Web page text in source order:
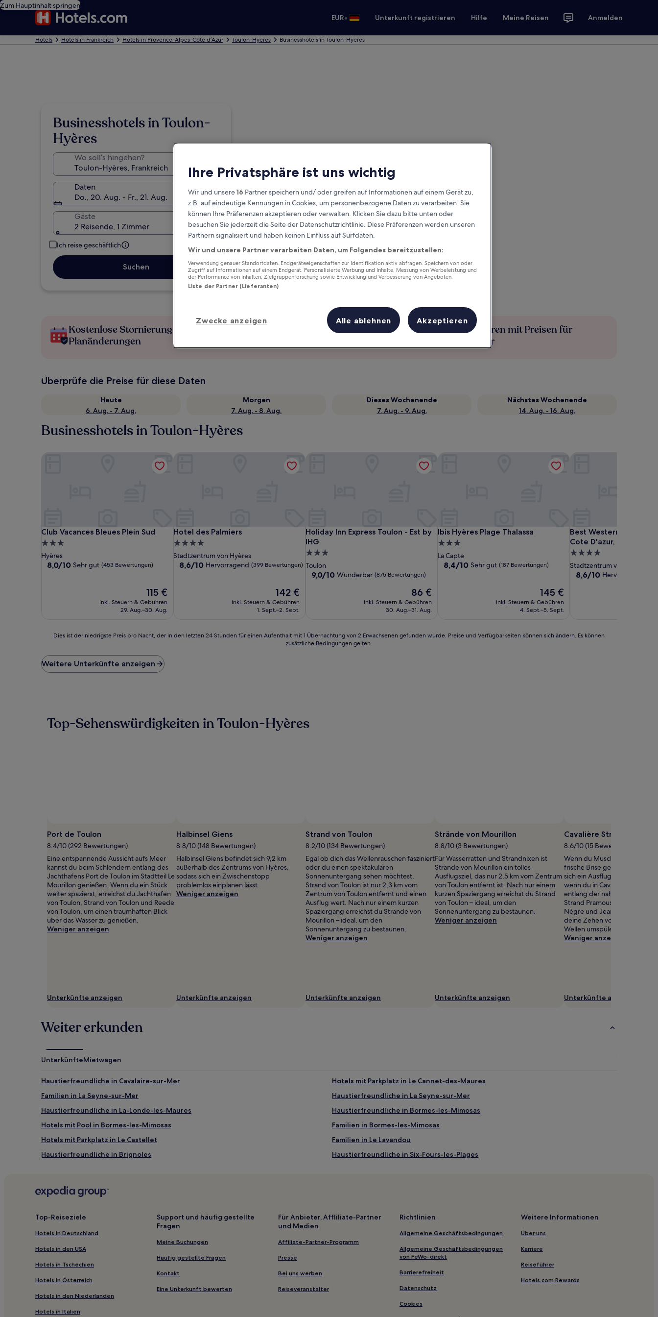
Zum Hauptinhalt springen
EUR• Unterkunft registrieren Hilfe Meine Reisen Anmelden
Hotels Hotels in Frankreich Hotels in Provence-Alpes-Côte d’Azur Toulon-Hyères Businesshotels in Toulon-Hyères
Businesshotels in Toulon-
Hyères
Wo soll’s hingehen?
Daten
Do., 20. Aug. - Fr., 21. Aug.
Gäste
2 Reisende, 1 Zimmer
Ich reise geschäftlich
Suchen
Kostenlose Stornierung bei
Planänderungen
Verdiene Prämien für jede
Mehr sparen mit Preisen für
Mitglieder
Überprüfe die Preise für diese Daten
Heute
6. Aug. - 7. Aug.
Morgen
7. Aug. - 8. Aug.
Dieses Wochenende
7. Aug. - 9. Aug.
Nächstes Wochenende
14. Aug. - 16. Aug.
Businesshotels in Toulon-Hyères
Club Vacances Bleues Plein Sud
Club Vacances Bleues Plein Sud
3.0-
Sterne-
Unterkunft
Hyères
8.0
8,0/10 Sehr gut (453 Bewertungen)
Der
Preis
beträgt
115 €
inkl. Steuern & Gebühren
29. Aug.–30. Aug.
Hotel des Palmiers
Hotel des Palmiers
4.0-
Sterne-
Unterkunft
Stadtzentrum von Hyères
8.6
8,6/10 Hervorragend (399 Bewertungen)
Der
Preis
beträgt
142 €
inkl. Steuern & Gebühren
1. Sept.–2. Sept.
Holiday Inn Express Toulon - Est by
IHG
Holiday Inn Express Toulon - Est by IHG
3.0-
Sterne-
Unterkunft
Toulon
9.0
9,0/10 Wunderbar (875 Bewertungen)
Der
Preis
beträgt
86 €
inkl. Steuern & Gebühren
30. Aug.–31. Aug.
Holiday Inn Express Toulon - Est by IHG
Ibis Hyères Plage Thalassa
Ibis Hyères Plage Thalassa
3.0-
Sterne-
Unterkunft
La Capte
8.4
8,4/10 Sehr gut (187 Bewertungen)
Der
Preis
beträgt
145 €
inkl. Steuern & Gebühren
4. Sept.–5. Sept.
Best Western Plus
Cote D'azur, Hyeres
Best Western Plus
4.0-
Sterne-
Unterkunft
Stadtzentrum von Hyères
8.6
8,6/10 Hervorragend
der
niedrigste
Preis
letzten
24 Stunden
und
Verfügbarkeiten
können
sich
ändern.
können
zusätzliche
Bedingungen
gelten.
Dies ist der niedrigste Preis pro Nacht, der in den letzten 24 Stunden für einen Aufenthalt mit 1 Übernachtung von 2 Erwachsenen gefunden wurde. Preise und Verfügbarkeiten können sich ändern. Es können
zusätzliche Bedingungen gelten.
Weitere Unterkünfte anzeigen
Top-Sehenswürdigkeiten in Toulon-Hyères
Port de Toulon
8.4/10 (292 Bewertungen)
Eine entspannende Aussicht aufs Meer
kannst du beim Schlendern entlang des
Jachthafens Port de Toulon im Stadtteil Le
Mourillon genießen. Wenn du ein Stück
weiter spazierst, erreichst du Jachthafen
von Toulon, Strand von Toulon und Reede
von Toulon, um einen traumhaften Blick
über das Wasser zu genießen.
Weniger anzeigen
Unterkünfte anzeigen
Halbinsel Giens
8.8/10 (148 Bewertungen)
Halbinsel Giens befindet sich 9,2 km
außerhalb des Zentrums von Hyères,
sodass sich ein Zwischenstopp
problemlos einplanen lässt.
Weniger anzeigen
Unterkünfte anzeigen
Strand von Toulon
8.2/10 (134 Bewertungen)
Egal ob dich das Wellenrauschen fasziniert
oder du einen spektakulären
Sonnenuntergang sehen möchtest,
Strand von Toulon ist nur 2,3 km vom
Zentrum von Toulon entfernt und einen
Ausflug wert. Nach nur einem kurzen
Spaziergang erreichst du Strände von
Mourillon – ideal, um den
Sonnenuntergang zu bestaunen.
Weniger anzeigen
Unterkünfte anzeigen
Strände von Mourillon
8.8/10 (3 Bewertungen)
Für Wasserratten und Strandnixen ist
Strände von Mourillon ein tolles
Ausflugsziel, das nur 2,5 km vom Zentrum
von Toulon entfernt ist. Nach nur einem
kurzen Spaziergang erreichst du Strand
von Toulon – ideal, um den
Sonnenuntergang zu bestaunen.
Weniger anzeigen
Unterkünfte anzeigen
Cavalière Strand
8.6/10 (15 Bewertungen)
Wenn du Muscheln sammeln
frische Brise genießen
sich ein Ausflug nach
wenn du in Cavalière bist.
entlang der nahegelegenen
Strand Pramousquier, Plage
Nègre und Jean Blanc Strand
deine Zehen von den
Wellen umspülen.
Weniger anzeigen
Unterkünfte anzeigen
Weiter erkunden
UnterkünfteMietwagen
Haustierfreundliche in Cavalaire-sur-Mer
Hotels mit Parkplatz in Le Cannet-des-Maures
Familien in La Seyne-sur-Mer
Haustierfreundliche in La Seyne-sur-Mer
Haustierfreundliche in La-Londe-les-Maures
Haustierfreundliche in Bormes-les-Mimosas
Hotels mit Pool in Bormes-les-Mimosas
Familien in Bormes-les-Mimosas
Hotels mit Parkplatz in Le Castellet
Familien in Le Lavandou
Haustierfreundliche in Brignoles
Haustierfreundliche in Six-Fours-les-Plages
Luxus in Hyères
Günstige in Hyères
Familien in Toulon
Hotels mit Fitnessbereich in Bandol
Hotels mit Parkplatz in Bandol
Haustierfreundliche nahe Strand Saline
Strand nahe Strand Saline
Hotels nahe Plage de la Fossette
Le Castellet Village: Hotels
Top-Reiseziele
Hotels in Deutschland
Hotels in den USA
Hotels in Tschechien
Hotels in Österreich
Hotels in den Niederlanden
Hotels in Italien
Support und häufig gestellte
Fragen
Meine Buchungen
Häufig gestellte Fragen
Kontakt
Eine Unterkunft bewerten
Für Anbieter, Affliliate-Partner
und Medien
Affiliate-Partner-Programm
Presse
Bei uns werben
Reiseveranstalter
Richtlinien
Allgemeine Geschäftsbedingungen
Allgemeine Geschäftsbedingungen
von FeWo-direkt
Barrierefreiheit
Datenschutz
Cookies
Weitere Informationen
Über uns
Karriere
Reiseführer
Hotels.com Rewards
Ihre Privatsphäre ist uns wichtig
Wir und unsere16 Partner speichern und/ oder greifen auf Informationen auf einem Gerät zu,
z.B. auf eindeutige Kennungen in Cookies, um personenbezogene Daten zu verarbeiten. Sie
können Ihre Präferenzen akzeptieren oder verwalten. Klicken Sie dazu bitte unten oder
besuchen Sie jederzeit die Seite der Datenschutzrichtlinie. Diese Präferenzen werden unseren
Partnern signalisiert und haben keinen Einfluss auf Surfdaten.
Wir und unsere Partner verarbeiten Daten, um Folgendes bereitzustellen:
Verwendung genauer Standortdaten. Endgeräteeigenschaften zur Identifikation aktiv abfragen. Speichern von oder
Zugriff auf Informationen auf einem Endgerät. Personalisierte Werbung und Inhalte, Messung von Werbeleistung und
der Performance von Inhalten, Zielgruppenforschung sowie Entwicklung und Verbesserung von Angeboten.
Liste der Partner (Lieferanten)
Zwecke anzeigen Alle ablehnen Akzeptieren